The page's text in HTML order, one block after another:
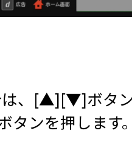
は、[▲][▼]ボタ
タンを押します